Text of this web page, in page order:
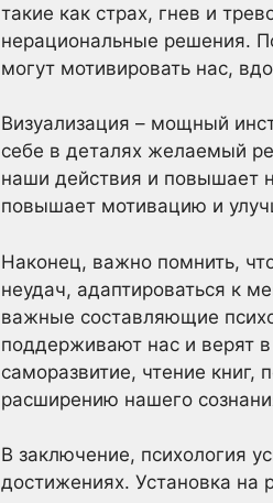
такие как страх, гнев и
нерациональные решения.
могут мотивировать нас,
Визуализация – мощный
себе в деталях желаемый
наши действия и повышает
повышает мотивацию и
Наконец, важно помнить,
неудач, адаптироваться к
важные составляющие
поддерживают нас и верят в
саморазвитие, чтение
расширению нашего
В заключение, психология
достижениях. Установка на